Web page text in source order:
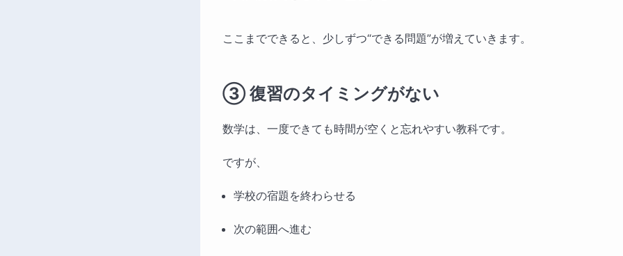
ここまでできると、少しずつ“できる問題”が増えていきます。
③ 復習のタイミングがない
数学は、一度できても時間が空くと忘れやすい教科です。
ですが、
学校の宿題を終わらせる
次の範囲へ進む